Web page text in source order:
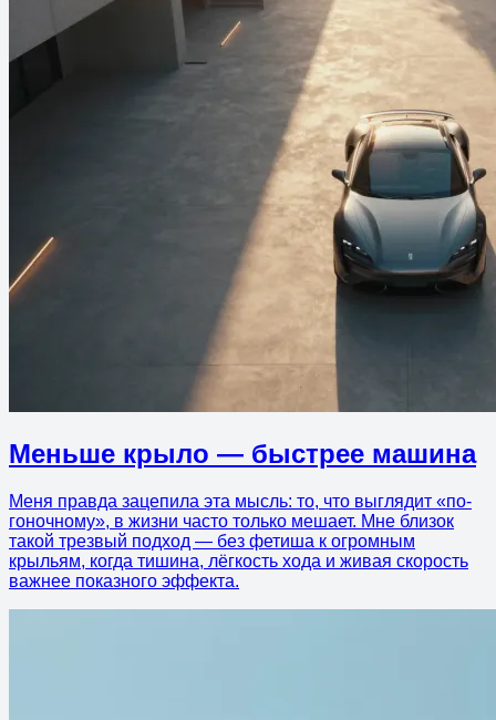
Меньше крыло — быстрее машина
Меня правда зацепила эта мысль: то, что выглядит «по-
гоночному», в жизни часто только мешает. Мне близок
такой трезвый подход — без фетиша к огромным
крыльям, когда тишина, лёгкость хода и живая скорость
важнее показного эффекта.